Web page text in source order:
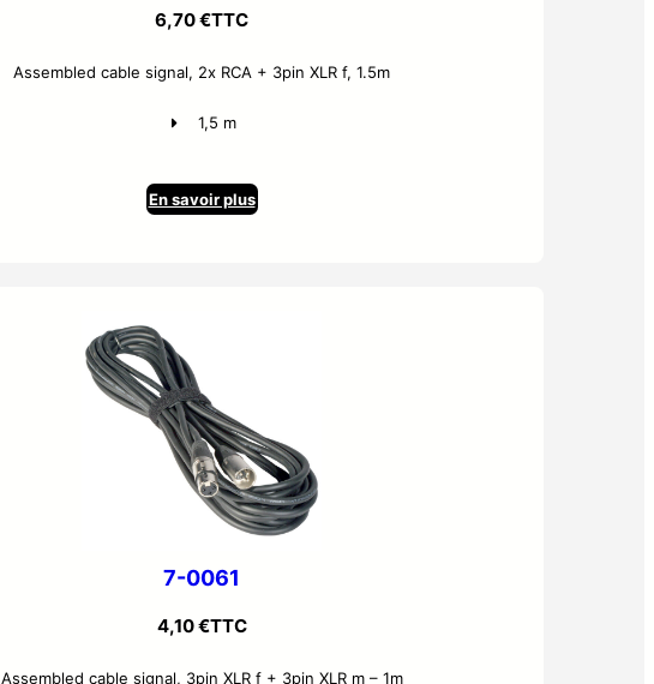
6,70€TTC
Assembled cable signal, 2x RCA + 3pin XLR f, 1.5m
1,5 m
En savoir plus
7-0061
4,10€TTC
Assembled cable signal, 3pin XLR f + 3pin XLR m – 1m